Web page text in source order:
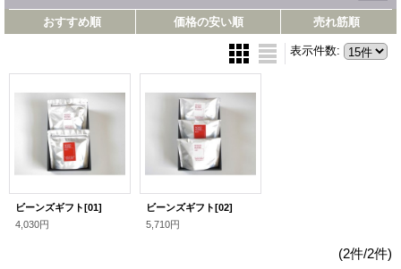
おすすめ順 価格の安い順 売れ筋順
表示件数:
ビーンズギフト[01]
4,030円
ビーンズギフト[02]
5,710円
(2件/2件)